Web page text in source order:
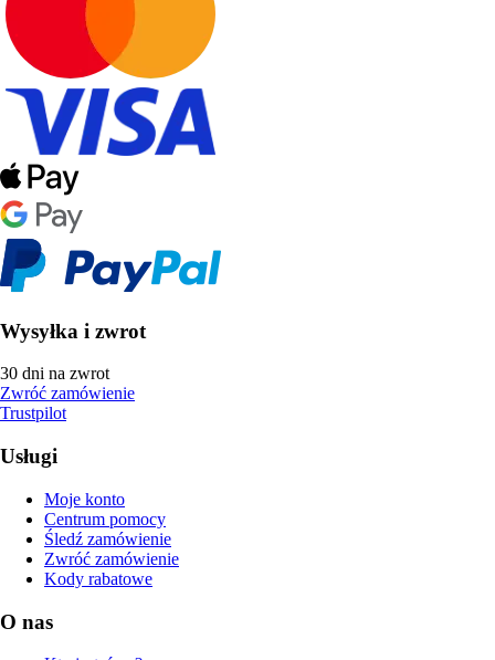
Wysyłka i zwrot
30 dni na zwrot
Zwróć zamówienie
Trustpilot
Usługi
Moje konto
Centrum pomocy
Śledź zamówienie
Zwróć zamówienie
Kody rabatowe
O nas